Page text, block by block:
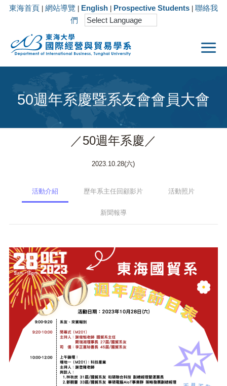
東海首頁 網站導覽 English Prospective Students
聯絡我
們
50週年系慶暨系友會會員大會
／50週年系慶／
2023.10.28(六)
活動介紹 歷年系主任回顧影片 活動照片
新聞報導